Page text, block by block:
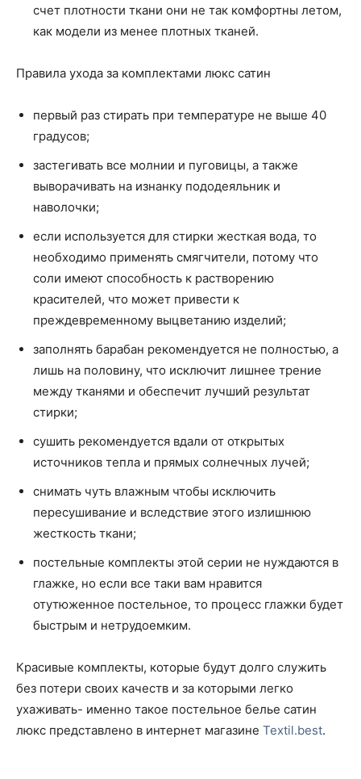
счет плотности ткани они не так комфортны летом,
как модели из менее плотных тканей.
Правила ухода за комплектами люкс сатин
первый раз стирать при температуре не выше 40
градусов;
застегивать все молнии и пуговицы, а также
выворачивать на изнанку пододеяльник и
наволочки;
если используется для стирки жесткая вода, то
необходимо применять смягчители, потому что
соли имеют способность к растворению
красителей, что может привести к
преждевременному выцветанию изделий;
заполнять барабан рекомендуется не полностью, а
лишь на половину, что исключит лишнее трение
между тканями и обеспечит лучший результат
стирки;
сушить рекомендуется вдали от открытых
источников тепла и прямых солнечных лучей;
снимать чуть влажным чтобы исключить
пересушивание и вследствие этого излишнюю
жесткость ткани;
постельные комплекты этой серии не нуждаются в
глажке, но если все таки вам нравится
отутюженное постельное, то процесс глажки будет
быстрым и нетрудоемким.
Красивые комплекты, которые будут долго служить
без потери своих качеств и за которыми легко
ухаживать- именно такое постельное белье сатин
люкс представлено в интернет магазине Textil.best.